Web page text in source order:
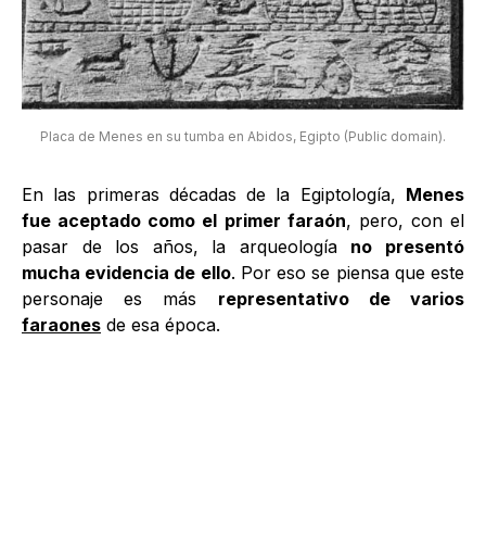
Placa de Menes en su tumba en Abidos, Egipto (Public domain).
En las primeras décadas de la Egiptología, Menes
fue aceptado como el primer faraón, pero, con el
pasar de los años, la arqueología no presentó
mucha evidencia de ello. Por eso se piensa que este
personaje es más representativo de varios
faraones de esa época.